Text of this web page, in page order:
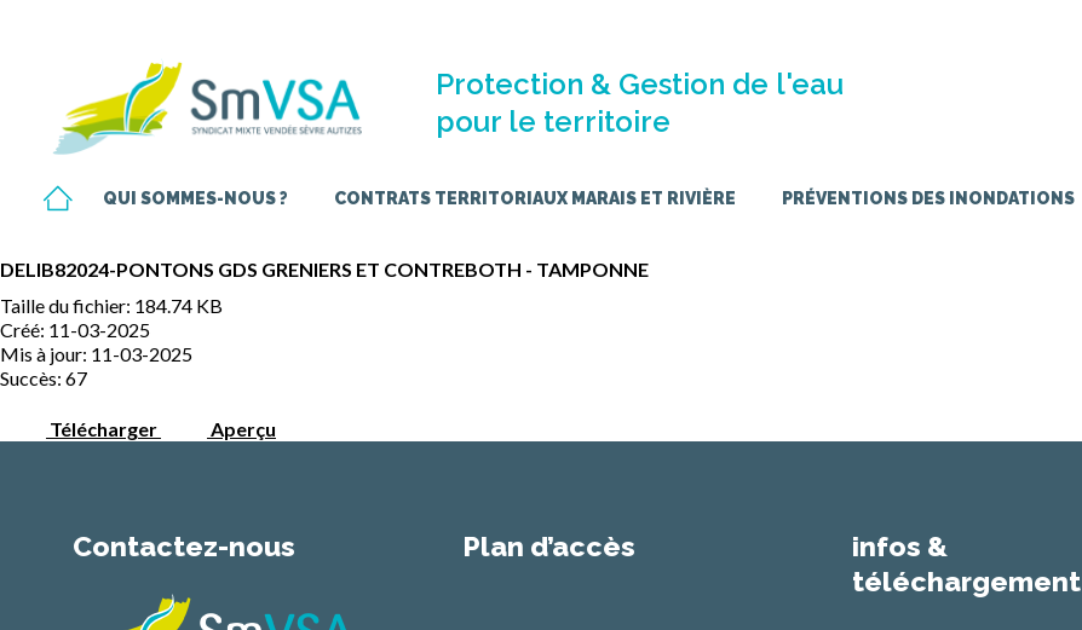
Protection & Gestion de l'eau
pour le territoire
QUI SOMMES-NOUS ? CONTRATS TERRITORIAUX MARAIS ET RIVIÈRE PRÉVENTIONS DES INONDATIONS
DELIB82024-PONTONS GDS GRENIERS ET CONTREBOTH - TAMPONNE
Taille du fichier: 184.74 KB
Créé: 11-03-2025
Mis à jour: 11-03-2025
Succès: 67
Télécharger Aperçu
Contactez-nous Plan d’accès
infos &
téléchargement